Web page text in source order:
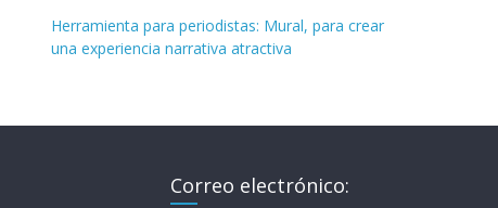
Herramienta para periodistas: Mural, para crear
una experiencia narrativa atractiva
Correo electrónico: